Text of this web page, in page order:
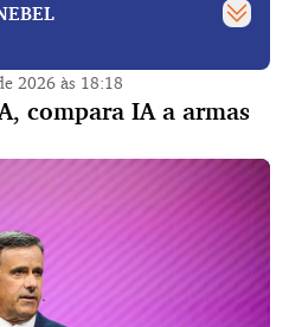
2026 às 18:18
compara IA a armas